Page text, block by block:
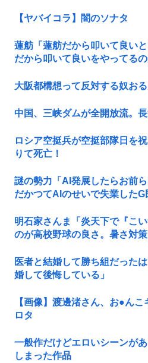
【ヤバイコラ】闇のソナタ
蓮舫「蓮舫だから叩いて良い
だから叩いて良いをやってるの
大阪都構想って反対する奴お
中国、三峡ダムが全開放流。
ロシア空挺兵が空挺部隊日を
りて死亡！
謎の勢力「AI発展したらお前
だかつてAIのせいで失業したG
明石家さんま「炎天下で『こ
のが高校野球の良さ。暑さ対策
医者と結婚して勝ち組だった
婚して後悔している」
【画像】渡邊渚さん、お●ん
ロタ
一般作だけどエロいシーンが
しまった作品